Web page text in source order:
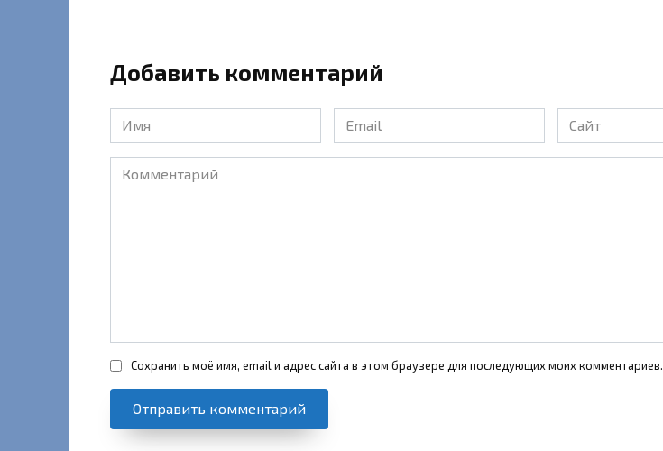
Добавить комментарий
Имя
*
Email
*
Сайт
Комментарий
Сохранить моё имя, email и адрес сайта в этом браузере для последующих моих комментариев.